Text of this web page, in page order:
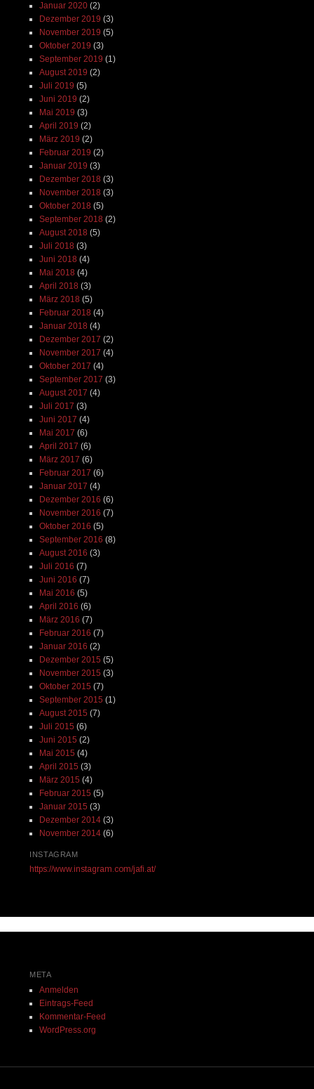
Januar 2020(2)
Dezember 2019 (3)
November 2019 (5)
Oktober 2019 (3)
September 2019 (1)
August 2019 (2)
Juli 2019 (5)
Juni 2019 (2)
Mai 2019 (3)
April 2019 (2)
März 2019 (2)
Februar 2019 (2)
Januar 2019 (3)
Dezember 2018 (3)
November 2018 (3)
Oktober 2018 (5)
September 2018 (2)
August 2018 (5)
Juli 2018 (3)
Juni 2018 (4)
Mai 2018 (4)
April 2018 (3)
März 2018 (5)
Februar 2018 (4)
Januar 2018 (4)
Dezember 2017 (2)
November 2017 (4)
Oktober 2017 (4)
September 2017 (3)
August 2017 (4)
Juli 2017 (3)
Juni 2017 (4)
Mai 2017 (6)
April 2017 (6)
März 2017 (6)
Februar 2017 (6)
Januar 2017 (4)
Dezember 2016 (6)
November 2016 (7)
Oktober 2016 (5)
September 2016 (8)
August 2016 (3)
Juli 2016 (7)
Juni 2016 (7)
Mai 2016 (5)
April 2016 (6)
März 2016 (7)
Februar 2016 (7)
Januar 2016 (2)
Dezember 2015 (5)
November 2015 (3)
Oktober 2015 (7)
September 2015 (1)
August 2015 (7)
Juli 2015 (6)
Juni 2015 (2)
Mai 2015 (4)
April 2015 (3)
März 2015 (4)
Februar 2015 (5)
Januar 2015 (3)
Dezember 2014(3)
November 2014(6)
INSTAGRAM
https://www.instagram.com/jafi.at/
META
Anmelden
Eintrags-Feed
Kommentar-Feed
WordPress.org